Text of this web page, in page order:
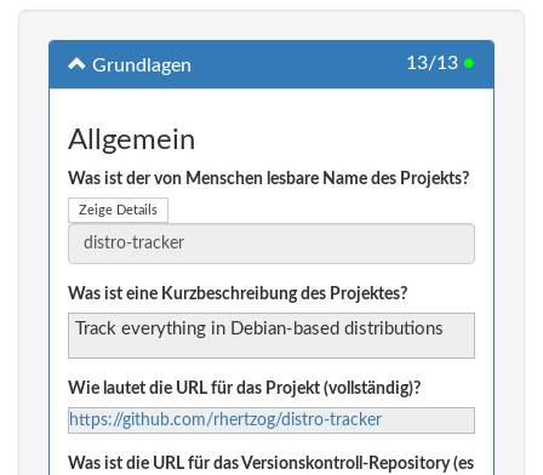
Grundlagen 13/13 ●
Allgemein
Was ist der von Menschen lesbare Name des Projekts?
Zeige Details
Was ist eine Kurzbeschreibung des Projektes?
Track everything in Debian-based distributions
Wie lautet die URL für das Projekt (vollständig)?
https://github.com/rhertzog/distro-tracker
Was ist die URL für das Versionskontroll-Repository (es